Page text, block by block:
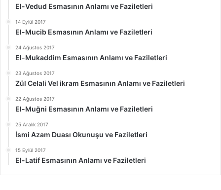
El-Vedud Esmasının Anlamı ve Faziletleri
14 Eylül 2017
El-Mucib Esmasının Anlamı ve Faziletleri
24 Ağustos 2017
El-Mukaddim Esmasının Anlamı ve Faziletleri
23 Ağustos 2017
Zül Celali Vel ikram Esmasının Anlamı ve Faziletleri
22 Ağustos 2017
El-Muğni Esmasının Anlamı ve Faziletleri
25 Aralık 2017
İsmi Azam Duası Okunuşu ve Faziletleri
15 Eylül 2017
El-Latif Esmasının Anlamı ve Faziletleri